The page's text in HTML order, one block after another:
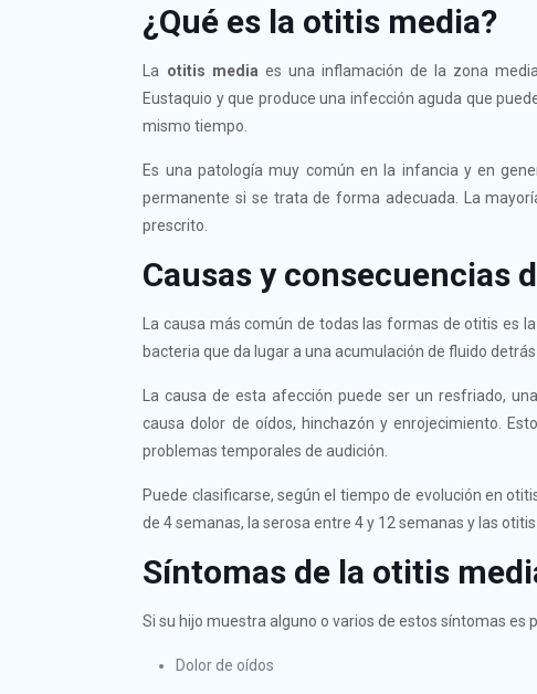
¿Qué es la otitis media?
La otitis media es una inflamación de la zona
Eustaquio y que produce una infección aguda que
mismo tiempo.
Es una patología muy común en la infancia y en
permanente si se trata de forma adecuada. La
prescrito.
Causas y consecuencias
La causa más común de todas las formas de otitis es
bacteria que da lugar a una acumulación de fluido
La causa de esta afección puede ser un resfriado,
causa dolor de oídos, hinchazón y enrojecimiento.
problemas temporales de audición.
Puede clasificarse, según el tiempo de evolución en
de 4 semanas, la serosa entre 4 y 12 semanas y las
Síntomas de la otitis
Si su hijo muestra alguno o varios de estos síntomas es
Dolor de oídos
Acceso